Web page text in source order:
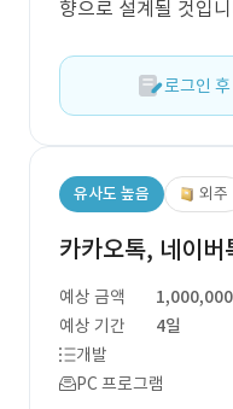
향으로 설계될 것입
로그인
유사도 높음 외주
카카오톡, 네이
예상 금액
예상 기간
4일
개발
PC 프로그램